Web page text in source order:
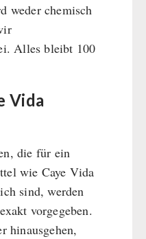
weder chemisch
Alles bleibt 100
Vida
die für ein
wie Caye Vida
sind, werden
vorgegeben.
hinausgehen,